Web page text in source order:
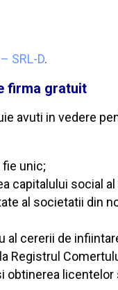
SRL-D.
firma gratuit
avuti in vedere
unic;
capitalului social
al societatii din
cererii de
Registrul
obtinerea